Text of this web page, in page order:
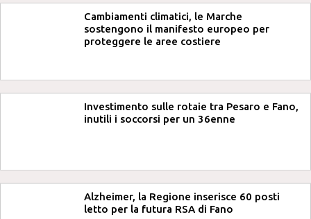
Cambiamenti climatici, le Marche
sostengono il manifesto europeo per
proteggere le aree costiere
Investimento sulle rotaie tra Pesaro e Fano,
inutili i soccorsi per un 36enne
Alzheimer, la Regione inserisce 60 posti
letto per la futura RSA di Fano